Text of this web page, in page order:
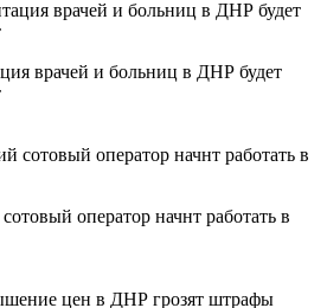
врачей и больниц в ДНР будет
оператор начнт работать в